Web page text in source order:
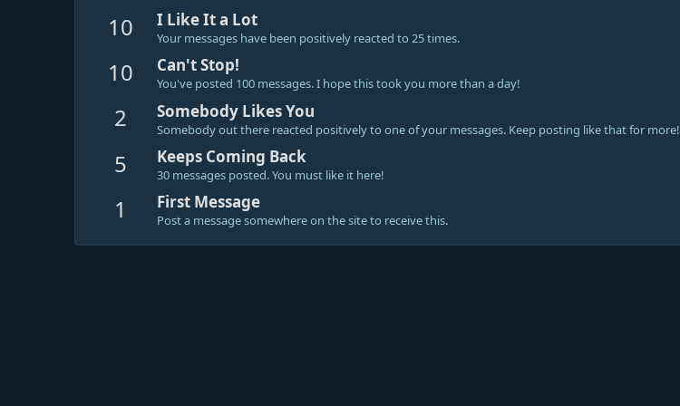
10 I Like It a Lot
Your messages have been positively reacted to 25 times.
10 Can't Stop!
You've posted 100 messages. I hope this took you more than a day!
2 Somebody Likes You
Somebody out there reacted positively to one of your messages. Keep posting like that for more!
5 Keeps Coming Back
30 messages posted. You must like it here!
1 First Message
Post a message somewhere on the site to receive this.